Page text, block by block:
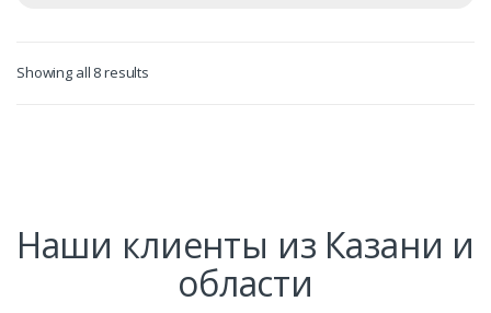
Showing all 8 results
Наши клиенты из Казани и
области